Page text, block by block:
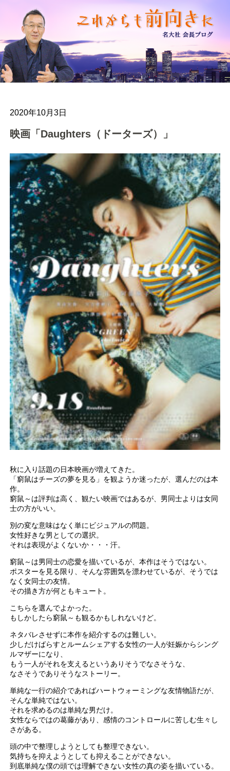
2020年10月3日
映画「Daughters（ドーターズ）」
秋に入り話題の日本映画が増えてきた。
「窮鼠はチーズの夢を見る」を観ようか迷ったが、選んだのは本
作。
窮鼠～は評判は高く、観たい映画ではあるが、男同士よりは女同
士の方がいい。
別の変な意味はなく単にビジュアルの問題。
女性好きな男としての選択。
それは表現がよくないか・・・汗。
窮鼠～は男同士の恋愛を描いているが、本作はそうではない。
ポスターを見る限り、そんな雰囲気を漂わせているが、そうでは
なく女同士の友情。
その描き方が何ともキュート。
こちらを選んでよかった。
もしかしたら窮鼠～も観るかもしれないけど。
ネタバレさせずに本作を紹介するのは難しい。
少しだけばらすとルームシェアする女性の一人が妊娠からシング
ルマザーになり、
もう一人がそれを支えるというありそうでなさそうな、
なさそうでありそうなストーリー。
単純な一行の紹介であればハートウォーミングな友情物語だが、
そんな単純ではない。
それを求めるのは単純な男だけ。
女性ならではの葛藤があり、感情のコントロールに苦しむ生々し
さがある。
頭の中で整理しようとしても整理できない。
気持ちを抑えようとしても抑えることができない。
到底単純な僕の頭では理解できない女性の真の姿を描いている。